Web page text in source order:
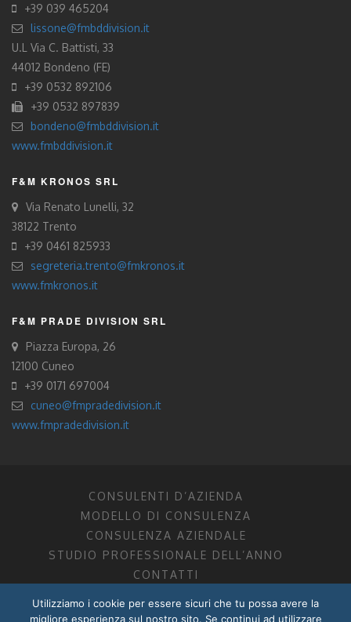
+39 039 465204
lissone@fmbddivision.it
U.L Via C. Battisti, 33
44012 Bondeno (FE)
+39 0532 892106
+39 0532 897839
bondeno@fmbddivision.it
www.fmbddivision.it
F&M KRONOS SRL
Via Renato Lunelli, 32
38122 Trento
+39 0461 825933
segreteria.trento@fmkronos.it
www.fmkronos.it
F&M PRADE DIVISION SRL
Piazza Europa, 26
12100 Cuneo
+39 0171 697004
cuneo@fmpradedivision.it
www.fmpradedivision.it
CONSULENTI D’AZIENDA
MODELLO DI CONSULENZA
CONSULENZA AZIENDALE
STUDIO PROFESSIONALE DELL’ANNO
CONTATTI
FM CONSULENTI D’AZIENDA SOCIETÀ TRA PROFESSIONISTI
Utilizziamo i cookie per essere sicuri che tu possa avere la
migliore esperienza sul nostro sito. Se continui ad utilizzare